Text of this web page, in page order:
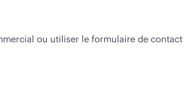
ou utiliser le formulaire de contact